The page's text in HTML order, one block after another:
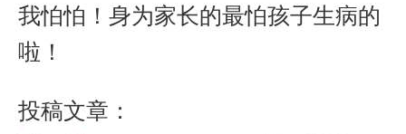
我怕怕！身为家长的最怕孩子生病的
啦！
投稿文章：